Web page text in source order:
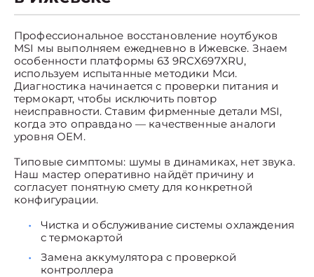
Профессиональное восстановление ноутбуков
MSI мы выполняем ежедневно в Ижевске. Знаем
особенности платформы 63 9RCX697XRU,
используем испытанные методики Мси.
Диагностика начинается с проверки питания и
термокарт, чтобы исключить повтор
неисправности. Ставим фирменные детали MSI,
когда это оправдано — качественные аналоги
уровня OEM.
Типовые симптомы: шумы в динамиках, нет звука.
Наш мастер оперативно найдёт причину и
согласует понятную смету для конкретной
конфигурации.
Чистка и обслуживание системы охлаждения
с термокартой
Замена аккумулятора с проверкой
контроллера